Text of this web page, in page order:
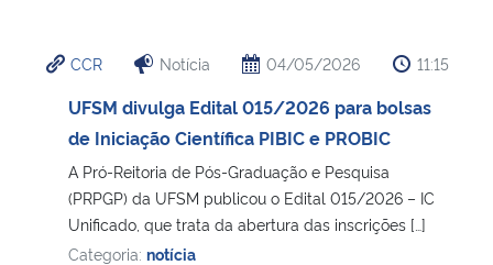
Ministério da Cidadania
Ministério de Minas e Energia
Ministério da Ciência, Tecnologia, Inovações e Comunicações
CCR Notícia 04/05/2026 11:15
UFSM divulga Edital 015/2026 para bolsas
de Iniciação Científica PIBIC e PROBIC
A Pró-Reitoria de Pós-Graduação e Pesquisa
(PRPGP) da UFSM publicou o Edital 015/2026 – IC
Unificado, que trata da abertura das inscrições […]
Categoria: notícia